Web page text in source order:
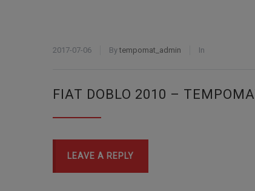
2017-07-06 Bytempomat_admin In
FIAT DOBLO 2010 –
LEAVE A REPLY